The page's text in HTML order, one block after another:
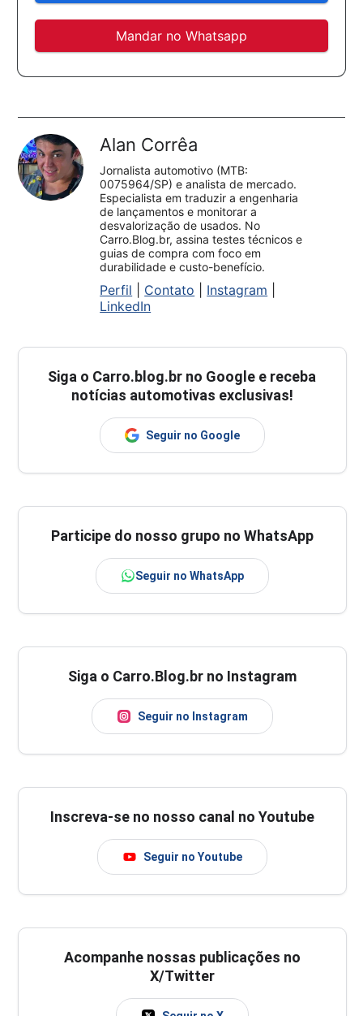
Mandar no Whatsapp
Alan Corrêa
Jornalista automotivo (MTB:
0075964/SP) e analista de mercado.
Especialista em traduzir a engenharia
de lançamentos e monitorar a
desvalorização de usados. No
Carro.Blog.br, assina testes técnicos e
guias de compra com foco em
durabilidade e custo-benefício.
Perfil Contato Instagram
LinkedIn
Siga o Carro.blog.br no Google e receba
notícias automotivas exclusivas!
Seguir no Google
Participe do nosso grupo no WhatsApp
Seguir no WhatsApp
Siga o Carro.Blog.br no Instagram
Seguir no Instagram
Inscreva-se no nosso canal no Youtube
Seguir no Youtube
Acompanhe nossas publicações no
X/Twitter